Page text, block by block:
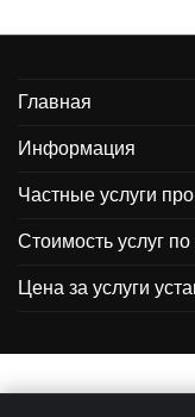
Главная
Информация
Частные услуги
Стоимость услуг
Цена за услуги